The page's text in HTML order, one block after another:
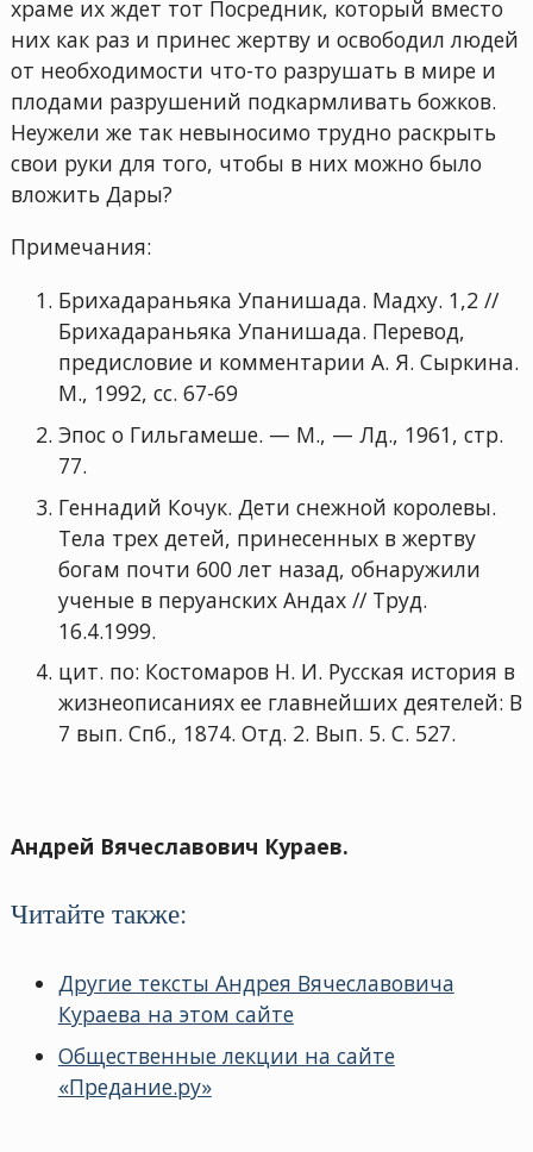
храме их ждет тот Посредник, который вместо
них как раз и принес жертву и освободил людей
от необходимости что-то разрушать в мире и
плодами разрушений подкармливать божков.
Неужели же так невыносимо трудно раскрыть
свои руки для того, чтобы в них можно было
вложить Дары?
Примечания:
Брихадараньяка Упанишада. Мадху. 1,2 //
Брихадараньяка Упанишада. Перевод,
предисловие и комментарии А. Я. Сыркина.
М., 1992, сс. 67-69
Эпос о Гильгамеше. — М., — Лд., 1961, стр.
77.
Геннадий Кочук. Дети снежной королевы.
Тела трех детей, принесенных в жертву
богам почти 600 лет назад, обнаружили
ученые в перуанских Андах // Труд.
16.4.1999.
цит. по: Костомаров Н. И. Русская история в
жизнеописаниях ее главнейших деятелей: В
7 вып. Спб., 1874. Отд. 2. Вып. 5. С. 527.
Андрей Вячеславович Кураев.
Читайте также:
Другие тексты Андрея Вячеславовича
Кураева на этом сайте
Общественные лекции на сайте
«Предание.ру»